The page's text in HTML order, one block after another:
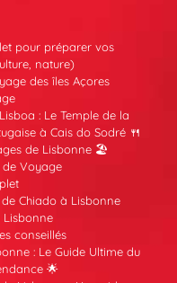
pour préparer vos
nature)
des îles Açores
: Le Temple de la
à Cais do Sodré 🍴
de Lisbonne 🏖️
de Voyage
Chiado à Lisbonne
conseillés
: Le Guide Ultime du
🌟